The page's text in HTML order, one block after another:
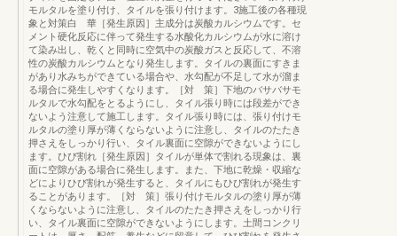
モルタルを塗り付け、タイルを張り付けます。3施工後の各種現
象と対策白 華［発生原因］主成分は炭酸カルシウムです。セ
メント硬化反応に伴って発生する水酸化カルシウムが水に溶け
て染み出し、乾くと同時に空気中の炭酸ガスと反応して、不溶
性の炭酸カルシウムとなり発生します。タイルの裏面にすきま
があり水みちができている場合や、水勾配が不足して水が溜ま
る場合に発生しやすくなります。［対 策］下地のバサバサモ
ルタルで水勾配をとるようにし、タイル張り時には段差ができ
ないよう注意して施工します。タイル張り時には、張り付けモ
ルタルの塗り厚が薄くならないように注意し、タイルのたたき
押さえをしっかり行い、タイル裏面に空隙ができないようにし
ます。ひび割れ［発生原因］タイルが単体で割れる現象は、裏
面に空隙がある場合に発生します。また、下地に乾燥・収縮な
どによりひび割れが発生すると、タイルにもひび割れが発生す
ることがあります。［対 策］張り付けモルタルの塗り厚が薄
くならないように注意し、タイルのたたき押さえをしっかり行
い、タイル裏面に空隙ができないようにします。土間コンクリ